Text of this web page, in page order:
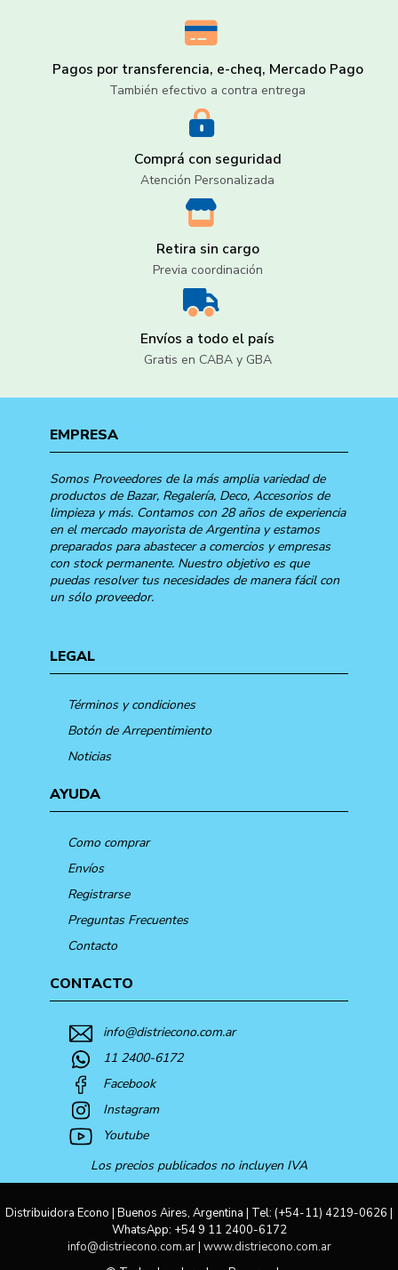
Pagos por transferencia, e-cheq, Mercado Pago
También efectivo a contra entrega
Comprá con seguridad
Atención Personalizada
Retira sin cargo
Previa coordinación
Envíos a todo el país
Gratis en CABA y GBA
EMPRESA
Somos Proveedores de la más amplia variedad de
productos de Bazar, Regalería, Deco, Accesorios de
limpieza y más. Contamos con 28 años de experiencia
en el mercado mayorista de Argentina y estamos
preparados para abastecer a comercios y empresas
con stock permanente. Nuestro objetivo es que
puedas resolver tus necesidades de manera fácil con
un sólo proveedor.
LEGAL
Términos y condiciones
Botón de Arrepentimiento
Noticias
AYUDA
Como comprar
Envíos
Registrarse
Preguntas Frecuentes
Contacto
CONTACTO
info@distriecono.com.ar
11 2400-6172
Facebook
Instagram
Youtube
Los precios publicados no incluyen IVA
Distribuidora Econo | Buenos Aires, Argentina | Tel: (+54-11) 4219-0626 |
WhatsApp: +54 9 11 2400-6172
info@distriecono.com.ar| www.distriecono.com.ar